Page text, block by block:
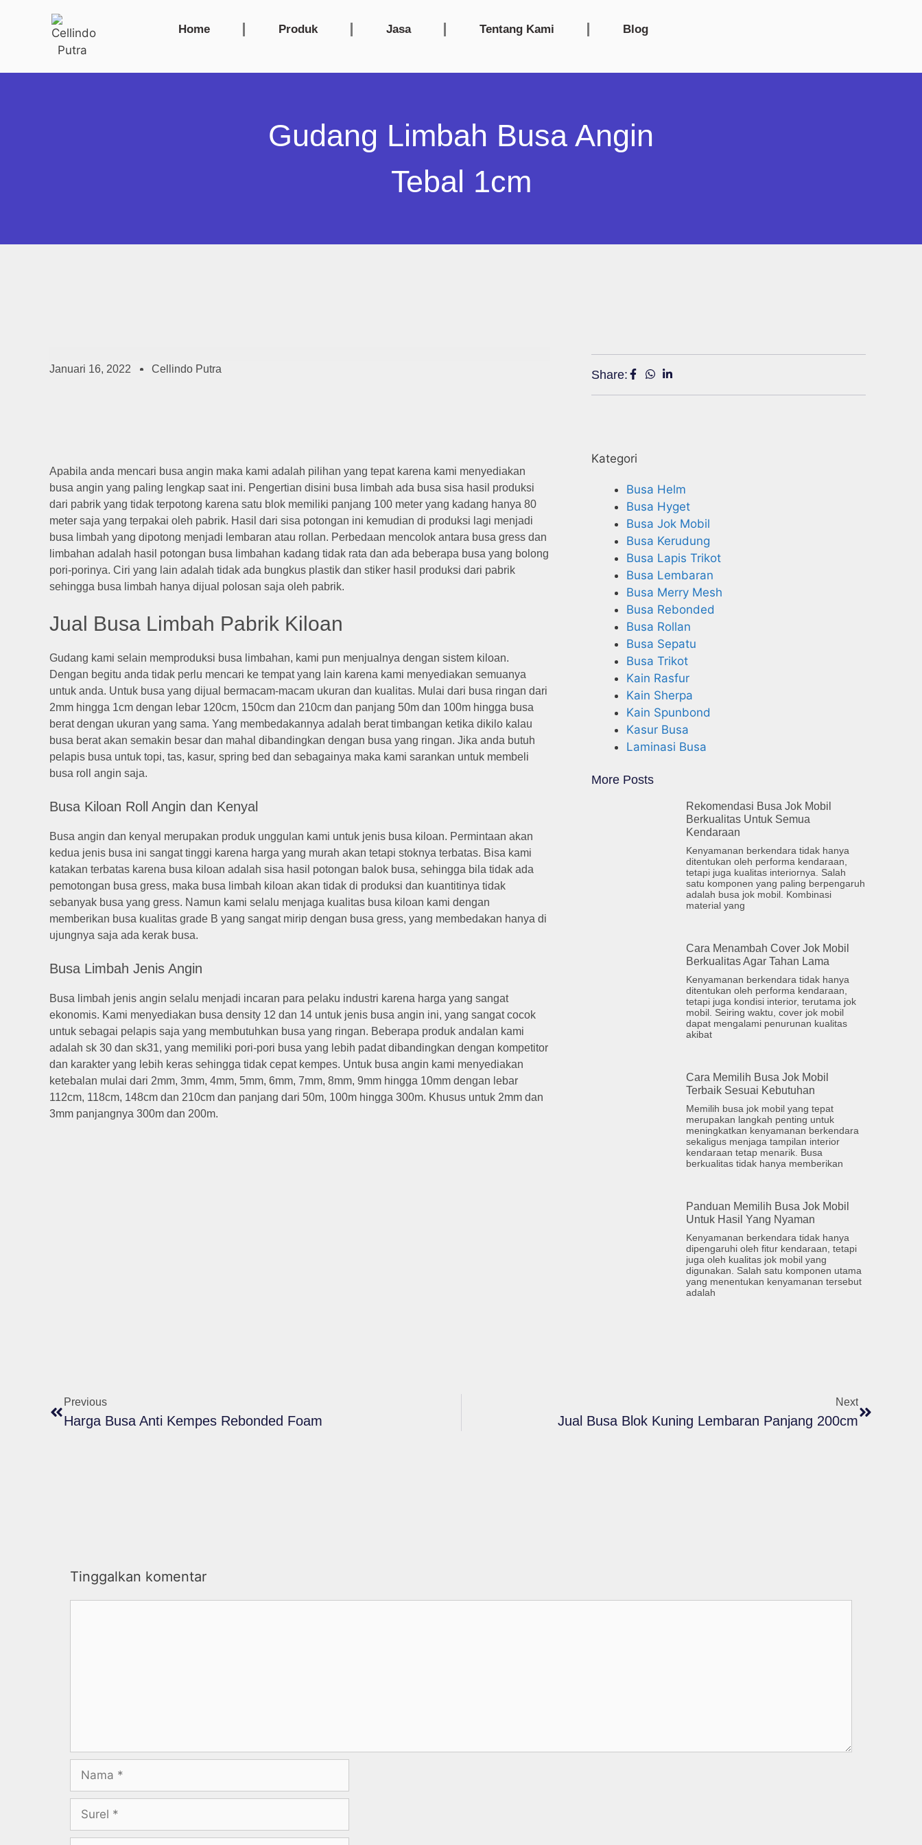
Home Produk Jasa Tentang Kami Blog
Gudang Limbah Busa Angin
Tebal 1cm
Januari 16, 2022 Cellindo Putra
Apabila anda mencari busa angin maka kami adalah pilihan yang tepat karena kami menyediakan
busa angin yang paling lengkap saat ini. Pengertian disini busa limbah ada busa sisa hasil produksi
dari pabrik yang tidak terpotong karena satu blok memiliki panjang 100 meter yang kadang hanya 80
meter saja yang terpakai oleh pabrik. Hasil dari sisa potongan ini kemudian di produksi lagi menjadi
busa limbah yang dipotong menjadi lembaran atau rollan. Perbedaan mencolok antara busa gress dan
limbahan adalah hasil potongan busa limbahan kadang tidak rata dan ada beberapa busa yang bolong
pori-porinya. Ciri yang lain adalah tidak ada bungkus plastik dan stiker hasil produksi dari pabrik
sehingga busa limbah hanya dijual polosan saja oleh pabrik.
Jual Busa Limbah Pabrik Kiloan
Gudang kami selain memproduksi busa limbahan, kami pun menjualnya dengan sistem kiloan.
Dengan begitu anda tidak perlu mencari ke tempat yang lain karena kami menyediakan semuanya
untuk anda. Untuk busa yang dijual bermacam-macam ukuran dan kualitas. Mulai dari busa ringan dari
2mm hingga 1cm dengan lebar 120cm, 150cm dan 210cm dan panjang 50m dan 100m hingga busa
berat dengan ukuran yang sama. Yang membedakannya adalah berat timbangan ketika dikilo kalau
busa berat akan semakin besar dan mahal dibandingkan dengan busa yang ringan. Jika anda butuh
pelapis busa untuk topi, tas, kasur, spring bed dan sebagainya maka kami sarankan untuk membeli
busa roll angin saja.
Busa Kiloan Roll Angin dan Kenyal
Busa angin dan kenyal merupakan produk unggulan kami untuk jenis busa kiloan. Permintaan akan
kedua jenis busa ini sangat tinggi karena harga yang murah akan tetapi stoknya terbatas. Bisa kami
katakan terbatas karena busa kiloan adalah sisa hasil potongan balok busa, sehingga bila tidak ada
pemotongan busa gress, maka busa limbah kiloan akan tidak di produksi dan kuantitinya tidak
sebanyak busa yang gress. Namun kami selalu menjaga kualitas busa kiloan kami dengan
memberikan busa kualitas grade B yang sangat mirip dengan busa gress, yang membedakan hanya di
ujungnya saja ada kerak busa.
Busa Limbah Jenis Angin
Busa limbah jenis angin selalu menjadi incaran para pelaku industri karena harga yang sangat
ekonomis. Kami menyediakan busa density 12 dan 14 untuk jenis busa angin ini, yang sangat cocok
untuk sebagai pelapis saja yang membutuhkan busa yang ringan. Beberapa produk andalan kami
adalah sk 30 dan sk31, yang memiliki pori-pori busa yang lebih padat dibandingkan dengan kompetitor
dan karakter yang lebih keras sehingga tidak cepat kempes. Untuk busa angin kami menyediakan
ketebalan mulai dari 2mm, 3mm, 4mm, 5mm, 6mm, 7mm, 8mm, 9mm hingga 10mm dengan lebar
112cm, 118cm, 148cm dan 210cm dan panjang dari 50m, 100m hingga 300m. Khusus untuk 2mm dan
3mm panjangnya 300m dan 200m.
Share:
Kategori
Busa Helm
Busa Hyget
Busa Jok Mobil
Busa Kerudung
Busa Lapis Trikot
Busa Lembaran
Busa Merry Mesh
Busa Rebonded
Busa Rollan
Busa Sepatu
Busa Trikot
Kain Rasfur
Kain Sherpa
Kain Spunbond
Kasur Busa
Laminasi Busa
More Posts
Rekomendasi Busa Jok Mobil
Berkualitas Untuk Semua
Kendaraan
Kenyamanan berkendara tidak hanya
ditentukan oleh performa kendaraan,
tetapi juga kualitas interiornya. Salah
satu komponen yang paling berpengaruh
adalah busa jok mobil. Kombinasi
material yang
Cara Menambah Cover Jok Mobil
Berkualitas Agar Tahan Lama
Kenyamanan berkendara tidak hanya
ditentukan oleh performa kendaraan,
tetapi juga kondisi interior, terutama jok
mobil. Seiring waktu, cover jok mobil
dapat mengalami penurunan kualitas
akibat
Cara Memilih Busa Jok Mobil
Terbaik Sesuai Kebutuhan
Memilih busa jok mobil yang tepat
merupakan langkah penting untuk
meningkatkan kenyamanan berkendara
sekaligus menjaga tampilan interior
kendaraan tetap menarik. Busa
berkualitas tidak hanya memberikan
Panduan Memilih Busa Jok Mobil
Untuk Hasil Yang Nyaman
Kenyamanan berkendara tidak hanya
dipengaruhi oleh fitur kendaraan, tetapi
juga oleh kualitas jok mobil yang
digunakan. Salah satu komponen utama
yang menentukan kenyamanan tersebut
adalah
Previous
Harga Busa Anti Kempes Rebonded Foam
Next
Jual Busa Blok Kuning Lembaran Panjang 200cm
Tinggalkan komentar